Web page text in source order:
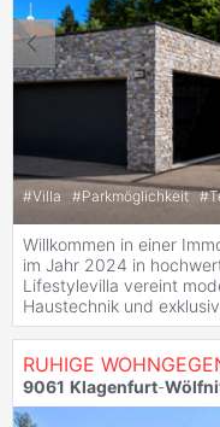
#Villa #Parkmöglichkeit #
Willkommen in einer
im Jahr 2024 in
Lifestylevilla vereint
Haustechnik und
RUHIGE
9061 Klagenfurt-